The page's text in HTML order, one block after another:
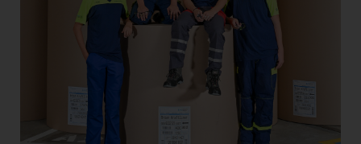
Fristads Austria
HIG Infomotion Group
IFE Austria GmbH
INTERSPAR